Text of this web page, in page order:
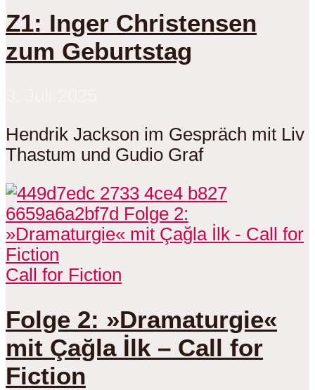
Z1: Inger Christensen
zum Geburtstag
Hendrik Jackson im Gespräch mit Liv
Thastum und Gudio Graf
Call for Fiction
Folge 2: »Dramaturgie«
mit Çağla İlk – Call for
Fiction